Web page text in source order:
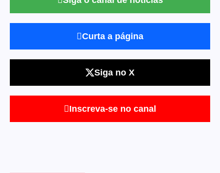
Curta a página
Siga no X
Inscreva-se no canal